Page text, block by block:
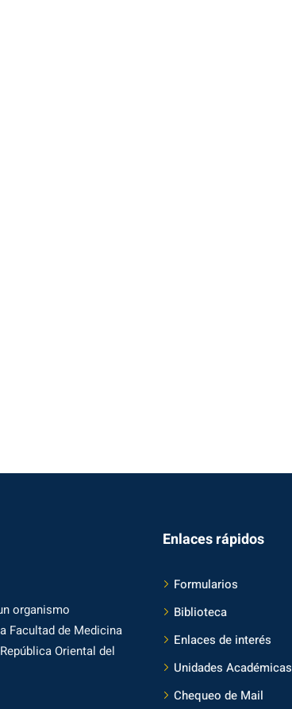
organismo
Facultad de Medicina
Oriental del
Enlaces rápidos
Formularios
Biblioteca
Enlaces de interés
Unidades Académicas
Chequeo de Mail